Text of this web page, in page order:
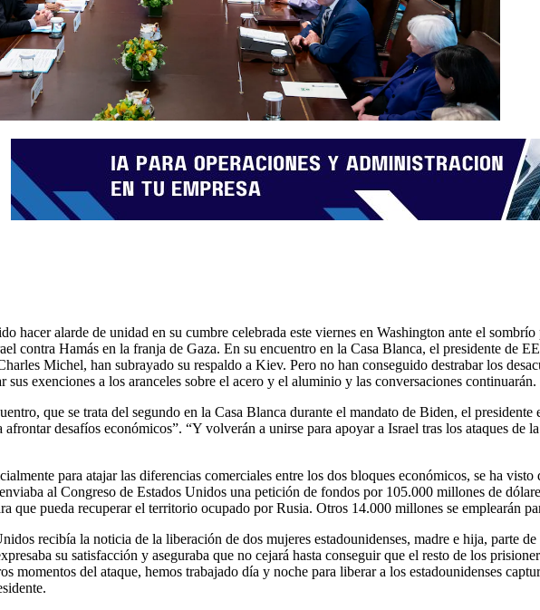
hacer alarde de unidad en su cumbre celebrada este viernes en Washington ante el
contra Hamás en la franja de Gaza. En su encuentro en la Casa Blanca, el presidente de
Michel, han subrayado su respaldo a Kiev. Pero no han conseguido destrabar los
exenciones a los aranceles sobre el acero y el aluminio y las conversaciones continuarán.
que se trata del segundo en la Casa Blanca durante el mandato de Biden, el
desafíos económicos”. “Y volverán a unirse para apoyar a Israel tras los ataques de
para atajar las diferencias comerciales entre los dos bloques económicos, se ha
al Congreso de Estados Unidos una petición de fondos por 105.000 millones de
que pueda recuperar el territorio ocupado por Rusia. Otros 14.000 millones se emplearán
recibía la noticia de la liberación de dos mujeres estadounidenses, madre e hija, parte
su satisfacción y aseguraba que no cejará hasta conseguir que el resto de los
momentos del ataque, hemos trabajado día y noche para liberar a los estadounidenses